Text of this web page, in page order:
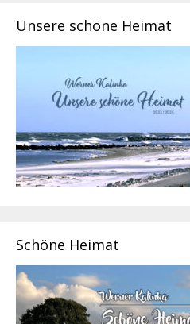
Unsere schöne Heimat
Schöne Heimat